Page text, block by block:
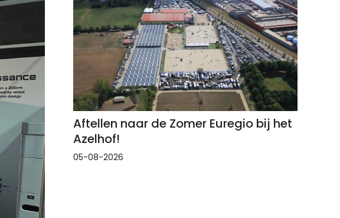
Aftellen naar de Zomer Euregio bij het
Azelhof!
05-08-2026